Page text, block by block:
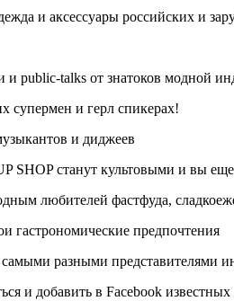
и аксессуары российских и
и public-talks от знатоков модной
супермен и герл спикерах!
и диджеев
станут культовыми и вы еще
любителей фастфуда,
гастрономические предпочтения
разными представителями
и добавить в Facebook